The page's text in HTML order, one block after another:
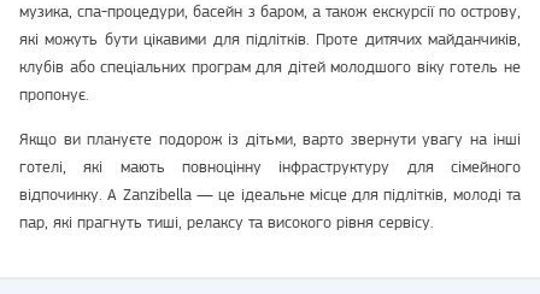
музика, спа-процедури, басейн з баром, а також екскурсії по острову,
які можуть бути цікавими для підлітків. Проте дитячих майданчиків,
клубів або спеціальних програм для дітей молодшого віку готель не
пропонує.
Якщо ви плануєте подорож із дітьми, варто звернути увагу на інші
готелі, які мають повноцінну інфраструктуру для сімейного
відпочинку. А Zanzibella — це ідеальне місце для підлітків, молоді та
пар, які прагнуть тиші, релаксу та високого рівня сервісу.